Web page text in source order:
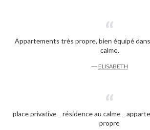
Appartements très propre, bien équipé
calme.
― ELISABETH
place privative _ résidence au calme _
propre